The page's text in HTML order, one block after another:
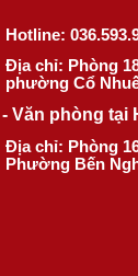
Hotline:
Địa chỉ: Phòng
phường Cổ
- Văn phòng tại
Địa chỉ: Phòng
Phường Bến